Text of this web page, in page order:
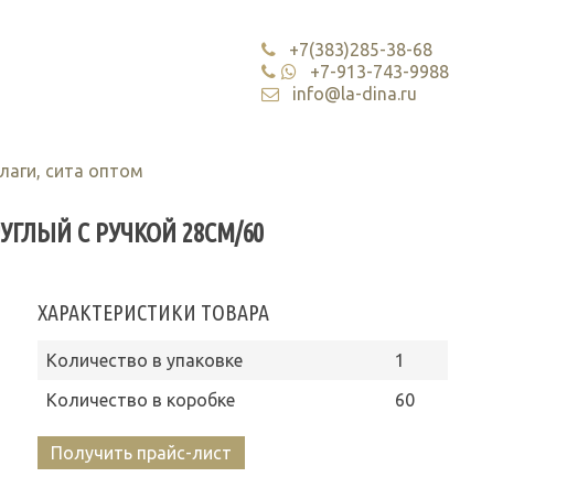
+7(383)285-38-68
+7-913-743-9988
info@la-dina.ru
сита оптом
С РУЧКОЙ 28СМ/60
ХАРАКТЕРИСТИКИ ТОВАРА
Количество в упаковке
1
Количество в коробке
60
Получить прайс-лист